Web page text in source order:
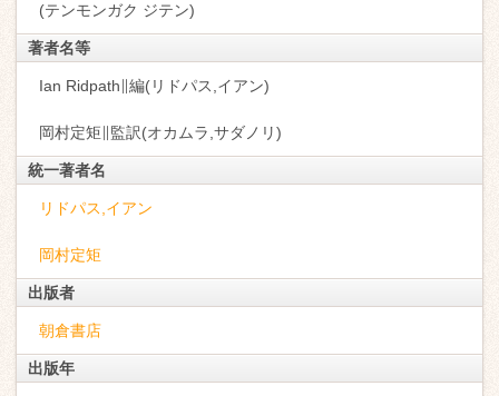
(テンモンガク ジテン)
著者名等
Ian Ridpath∥編(リドパス,イアン)
岡村定矩∥監訳(オカムラ,サダノリ)
統一著者名
リドパス,イアン
岡村定矩
出版者
朝倉書店
出版年